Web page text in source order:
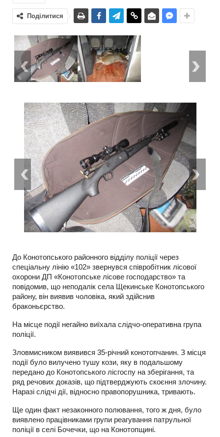
Поділитися
До Конотопського районного відділу поліції через
спеціальну лінію «102» звернувся співробітник лісової
охорони ДП «Конотопське лісове господарство» та
повідомив, що неподалік села Щекинське Конотопського
району, він виявив чоловіка, який здійснив
браконьєрство.
На місце події негайно виїхала слідчо-оперативна група
поліції.
Зловмисником виявився 35-річний конотопчанин. З місця
події було вилучено тушу кози, яку в подальшому
передано до Конотопського лісгоспу на зберігання, та
ряд речових доказів, що підтверджують скоєння злочину.
Наразі слідчі дії, відносно правопорушника, тривають.
Ще один факт незаконного полювання, того ж дня, було
виявлено працівниками групи реагування патрульної
поліції в селі Бочечки, що на Конотопщині.